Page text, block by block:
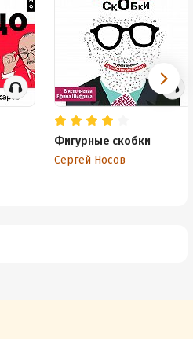
Фигурные скобки
Сергей Носов